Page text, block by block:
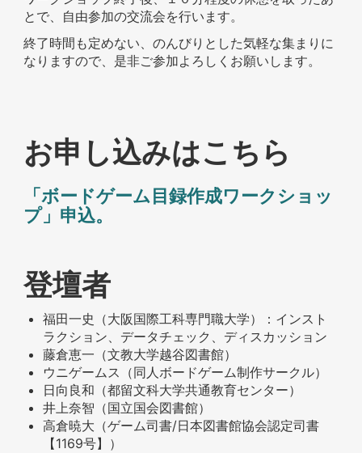
とで、自由参加の交流会を行います。
終了時間も定めない、のんびりとした気軽な集まりに
なりますので、是非ご参加よろしくお願いします。
お申し込みはこちら
「ボードゲーム目録作成ワークショッ
プ」申込。
登壇者
福田一史（大阪国際工科専門職大学）：インスト
ラクション、データチェック、ディスカッション
藤倉恵一（文教大学越谷図書館）
ウニゲームス（同人ボードゲーム制作サークル）
日向良和（都留文科大学共通教育センター）
井上奈智（国立国会図書館）
高倉暁大（ゲーム司書/日本図書館協会認定司書
【1169号】）